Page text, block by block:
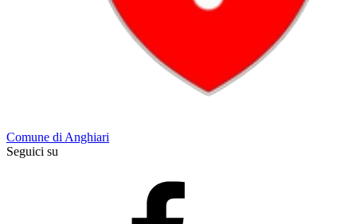
Comune di Anghiari
Seguici su